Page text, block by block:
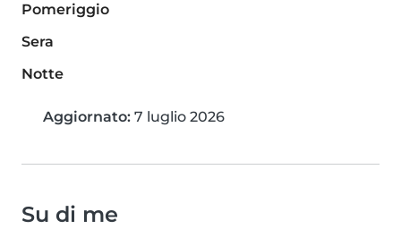
Pomeriggio
Sera
Notte
Aggiornato: 7 luglio 2026
Su di me